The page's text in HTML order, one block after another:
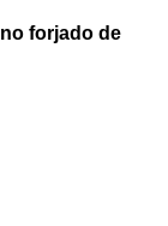
forjado de